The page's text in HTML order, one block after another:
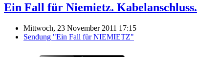
Ein Fall für Niemietz. Kabelanschluss.
Mittwoch, 23 November 2011 17:15
Sendung "Ein Fall für NIEMIETZ"